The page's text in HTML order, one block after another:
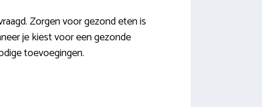
Zorgen voor gezond eten is
je kiest voor een gezonde
toevoegingen.